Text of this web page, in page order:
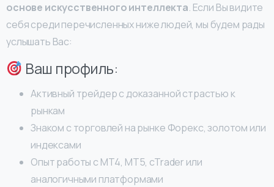
основе искусственного интеллекта. Если Вы видите
себя среди перечисленных ниже людей, мы будем рады
услышать Вас:
Ваш профиль:
Активный трейдер с доказанной страстью к
рынкам
Знаком с торговлей на рынке Форекс, золотом или
индексами
Опыт работы с MT4, MT5, cTrader или
аналогичными платформами